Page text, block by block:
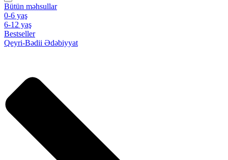
Bütün məhsullar
0-6 yaş
6-12 yaş
Bestseller
Qeyri-Bədii Ədəbiyyat